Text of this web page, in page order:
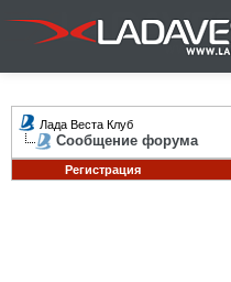
Лада Веста Клуб
Сообщение форума
Регистрация